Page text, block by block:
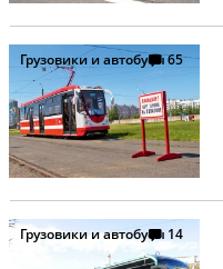
Грузовики и автобусы65
Грузовики и автобусы 14